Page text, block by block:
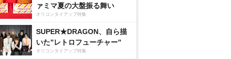
ァミマ夏の大盤振る舞い
オリコンタイアップ特集
SUPER★DRAGON、自ら描
いた”レトロフューチャー”
オリコンタイアップ特集